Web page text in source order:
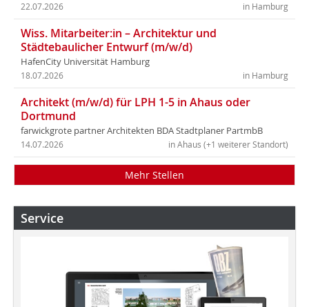
in Hamburg
22.07.2026
Wiss. Mitarbeiter:in – Architektur und
Städtebaulicher Entwurf (m/w/d)
HafenCity Universität Hamburg
in Hamburg
18.07.2026
Architekt (m/w/d) für LPH 1-5 in Ahaus oder
Dortmund
farwickgrote partner Architekten BDA Stadtplaner PartmbB
in Ahaus (+1 weiterer Standort)
14.07.2026
Mehr Stellen
Service